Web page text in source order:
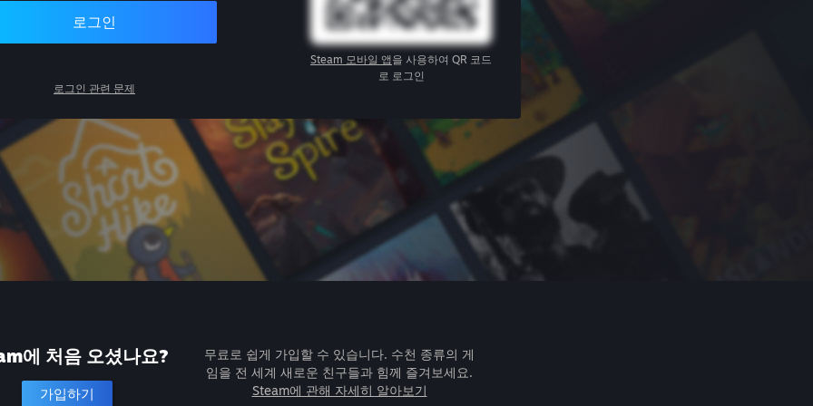
로그인
로그인 관련 문제
Steam 모바일 앱을 사용하여 QR 코드
로 로그인
에 처음 오셨나요?
가입하기
무료로 쉽게 가입할 수 있습니다. 수천 종류의 게
임을 전 세계 새로운 친구들과 힘께 즐겨보세요.
Steam에 관해 자세히 알아보기